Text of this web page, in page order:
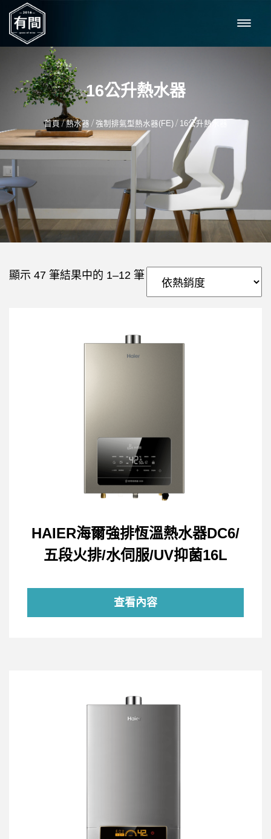
16公升熱水器
首頁/熱水器 / 強制排氣型熱水器(FE)/ 16公升熱水器
顯示 47 筆結果中的 1–12 筆
HAIER海爾強排恆溫熱水器DC6/
五段火排/水伺服/UV抑菌16L
查看內容